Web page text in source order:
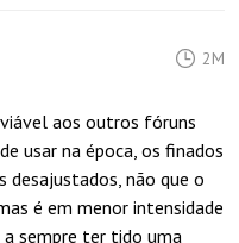
2M
aos outros fóruns
usar na época, os finados
desajustados, não que o
é em menor intensidade
a sempre ter tido uma